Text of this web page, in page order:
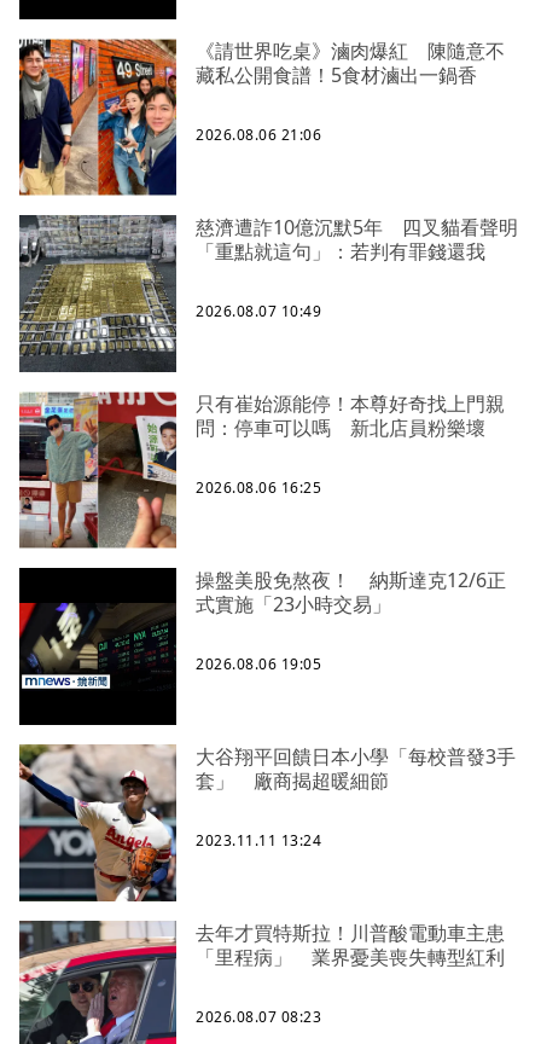
《請世界吃桌》滷肉爆紅 陳隨意不
藏私公開食譜！5食材滷出一鍋香
2026.08.06 21:06
慈濟遭詐10億沉默5年 四叉貓看聲明
「重點就這句」：若判有罪錢還我
2026.08.07 10:49
只有崔始源能停！本尊好奇找上門親
問：停車可以嗎 新北店員粉樂壞
2026.08.06 16:25
操盤美股免熬夜！ 納斯達克12/6正
式實施「23小時交易」
2026.08.06 19:05
大谷翔平回饋日本小學「每校普發3手
套」 廠商揭超暖細節
2023.11.11 13:24
去年才買特斯拉！川普酸電動車主患
「里程病」 業界憂美喪失轉型紅利
2026.08.07 08:23